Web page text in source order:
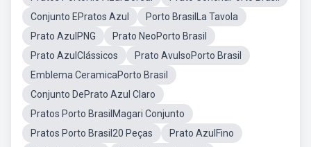
Conjunto EPratos Azul
Porto BrasilLa Tavola
Prato AzulPNG
Prato NeoPorto Brasil
Prato AzulClássicos
Prato AvulsoPorto Brasil
Emblema CeramicaPorto Brasil
Conjunto DePrato Azul Claro
Pratos Porto BrasilMagari Conjunto
Pratos Porto Brasil20 Peças
Prato AzulFino